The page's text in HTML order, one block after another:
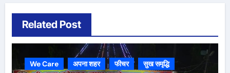
Related Post
We Care अपना शहर फीचर सुख समृद्धि